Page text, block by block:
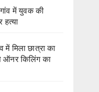
में युवक की
हत्या
में मिला छात्रा का
ऑनर किलिंग का